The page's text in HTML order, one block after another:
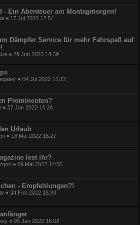
- Ein Abenteuer am Montagmorgen!
« 17 Jul 2023 12:54
Dämpfer Service für mehr Fahrspaß auf
« 29 Jun 2023 14:39
« 04 Jul 2022 15:23
Prominenten?
« 27 Jun 2022 16:26
Urlaub
« 18 Mai 2022 16:27
lest ihr?
« 09 Mai 2022 14:55
- Empfehlungen?!
« 24 Feb 2022 15:33
« 05 Jan 2022 16:02